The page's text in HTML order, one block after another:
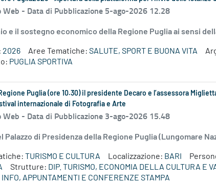
Web - Data di Pubblicazione 5-ago-2026 12.28
e il sostegno economico della Regione Puglia ai sensi
2026 Aree Tematiche: SALUTE, SPORT E BUONA VITA
PUGLIA SPORTIVA
Puglia (ore 10.30) il presidente Decaro e l’assessora
internazionale di Fotografia e Arte
Web - Data di Pubblicazione 3-ago-2026 15.48
Palazzo di Presidenza della Regione Puglia (Lungomare
TURISMO E CULTURA Localizzazione: BARI
Strutture: DIP. TURISMO, ECONOMIA DELLA CULTURA E
INFO, APPUNTAMENTI E CONFERENZE STAMPA